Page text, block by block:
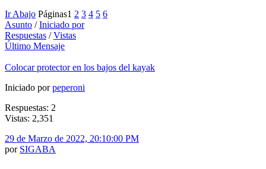
Ir Abajo Páginas1 2 3 4 5 6
Asunto /Iniciado por
Respuestas /Vistas
Último Mensaje
Colocar protector en los bajos del kayak
Iniciado porpeperoni
Respuestas: 2
Vistas: 2,351
29 de Marzo de 2022, 20:10:00 PM
por SIGABA